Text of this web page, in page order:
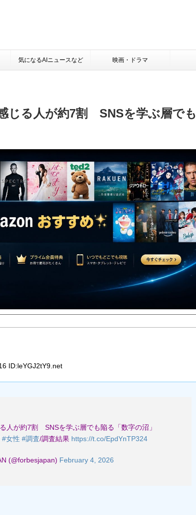
気になるAIニュースなど 映画・ドラマ
じる人が約7割 SNSを学ぶ層でも
ID:leYGJ2tY9.net
人が約7割 SNSを学ぶ層でも陥る「数字の沼」
#女性 #調査/調査結果 https://t.co/EpdYnTP324
(@forbesjapan) February 4, 2026